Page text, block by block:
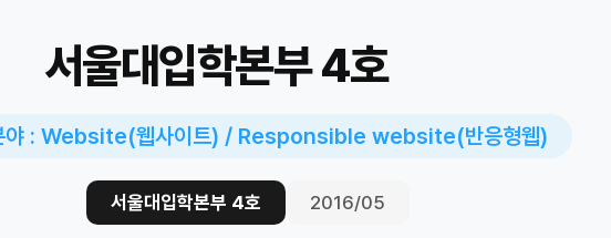
서울대입학본부 4호
야 : Website(웹사이트) / Responsible website(반응형웹)
서울대입학본부 4호 2016/05